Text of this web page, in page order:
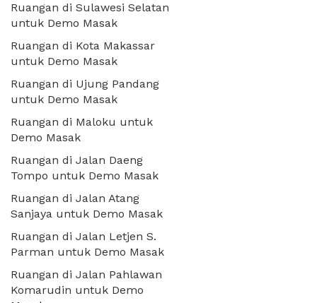
Ruangan di Sulawesi Selatan
untuk Demo Masak
Ruangan di Kota Makassar
untuk Demo Masak
Ruangan di Ujung Pandang
untuk Demo Masak
Ruangan di Maloku untuk
Demo Masak
Ruangan di Jalan Daeng
Tompo untuk Demo Masak
Ruangan di Jalan Atang
Sanjaya untuk Demo Masak
Ruangan di Jalan Letjen S.
Parman untuk Demo Masak
Ruangan di Jalan Pahlawan
Komarudin untuk Demo